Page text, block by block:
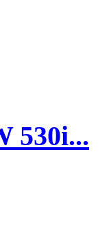
530i...